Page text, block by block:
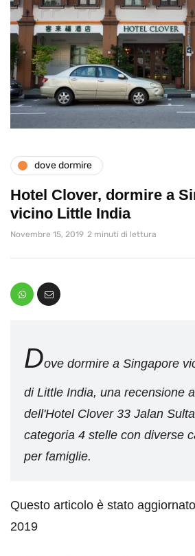
dove dormire
Hotel Clover, dormire a
vicino Little India
Novembre 15, 2019 2 minuti di lettura
Dove dormire a Singapore
di Little India, una recensione
dell'Hotel Clover 33 Jalan
categoria 4 stelle con diverse
per famiglie.
Questo articolo è stato
2019